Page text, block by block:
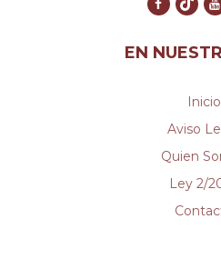
EN
Inicio
Aviso
Quien
Ley 2/